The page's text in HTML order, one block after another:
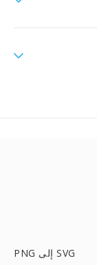
PNG إلى SVG